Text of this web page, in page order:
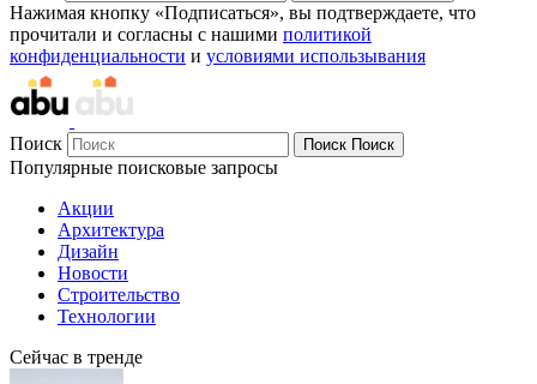
Нажимая кнопку «Подписаться», вы подтверждаете, что
прочитали и согласны с нашими политикой
конфиденциальности и условиями использывания
Поиск Поиск Поиск
Популярные поисковые запросы
Акции
Архитектура
Дизайн
Новости
Строительство
Технологии
Сейчас в тренде